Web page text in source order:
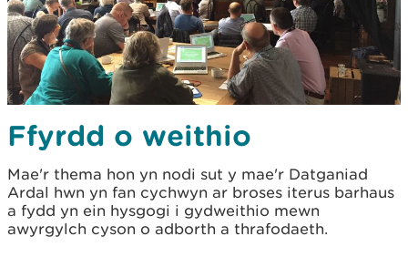
Ffyrdd o weithio
Mae'r thema hon yn nodi sut y mae'r Datganiad
Ardal hwn yn fan cychwyn ar broses iterus barhaus
a fydd yn ein hysgogi i gydweithio mewn
awyrgylch cyson o adborth a thrafodaeth.